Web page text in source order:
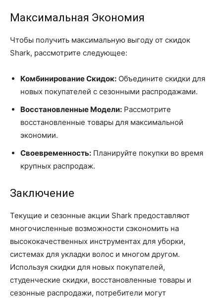
Максимальная Экономия
Чтобы получить максимальную выгоду от скидок
Shark, рассмотрите следующее:
Комбинирование Скидок: Объедините скидки для
новых покупателей с сезонными распродажами.
Восстановленные Модели: Рассмотрите
восстановленные товары для максимальной
экономии.
Своевременность: Планируйте покупки во время
крупных распродаж.
Заключение
Текущие и сезонные акции Shark предоставляют
многочисленные возможности сэкономить на
высококачественных инструментах для уборки,
системах для укладки волос и многом другом.
Используя скидки для новых покупателей,
студенческие скидки, восстановленные товары и
сезонные распродажи, потребители могут